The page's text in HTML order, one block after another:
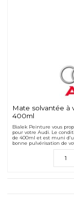
Mate solvantée à
400ml
Bialek Peinture vous
pour votre Audi. Le
de 400ml et est muni
bonne pulvérisation de